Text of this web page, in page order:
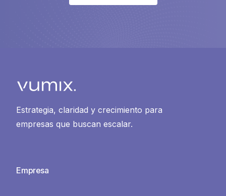
Estrategia, claridad y crecimiento para
empresas que buscan escalar.
Empresa